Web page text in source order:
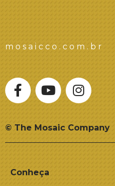
mosaicco.com.br
© The Mosaic Company
Conheça